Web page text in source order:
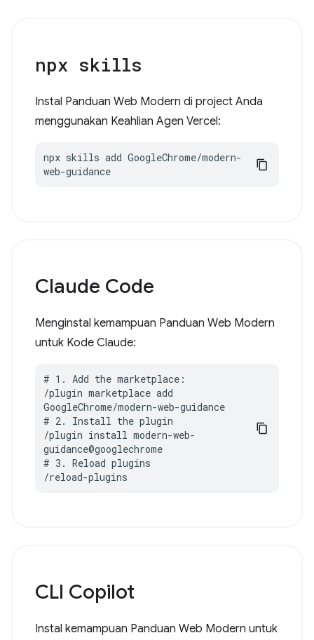
npx skills
Instal Panduan Web Modern di project Anda
menggunakan Keahlian Agen Vercel:
npx skills add GoogleChrome/modern-
web-guidance
Claude Code
Menginstal kemampuan Panduan Web Modern
untuk Kode Claude:
# 1. Add the marketplace:
/plugin marketplace add
GoogleChrome/modern-web-guidance
# 2. Install the plugin
/plugin install modern-web-
guidance@googlechrome
# 3. Reload plugins
/reload-plugins
CLI Copilot
Instal kemampuan Panduan Web Modern untuk